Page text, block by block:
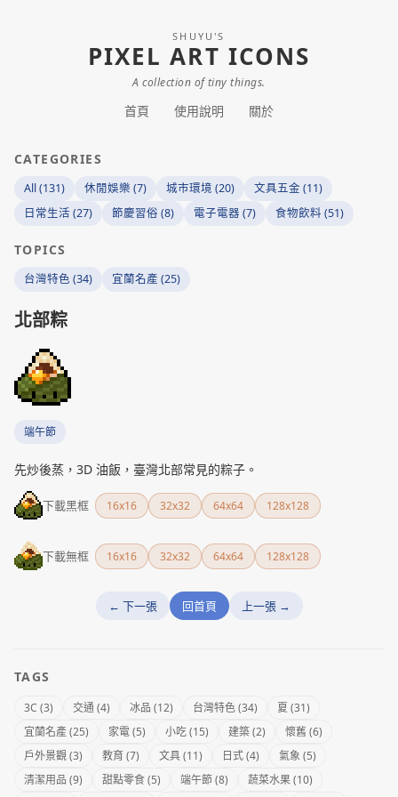
SHUYU'S
PIXEL ART ICONS
A collection of tiny things.
首頁 使用說明 關於
CATEGORIES
All (131) 休閒娛樂 (7) 城市環境 (20)
文具五金 (11)
日常生活 (27)
節慶習俗 (8) 電子電器 (7) 食物飲料 (51)
TOPICS
台灣特色 (34) 宜蘭名產 (25)
北部粽
端午節
先炒後蒸，3D 油飯，臺灣北部常見的粽子。
下載黑框 16x16 32x32 64x64 128x128
下載無框 16x16 32x32 64x64 128x128
← 下一張 回首頁 上一張 →
TAGS
3C (3) 交通 (4) 冰品 (12) 台灣特色 (34)
夏 (31)
宜蘭名產 (25)
家電 (5) 小吃 (15) 建築 (2)
懷舊 (6)
戶外景觀 (3)
教育 (7) 文具 (11) 日式 (4)
氣象 (5)
清潔用品 (9)
甜點零食 (5) 端午節 (8)
蔬菜水果 (10)